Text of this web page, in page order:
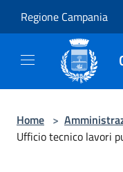
Regione Campania
Home >
Ufficio tecnico lavori